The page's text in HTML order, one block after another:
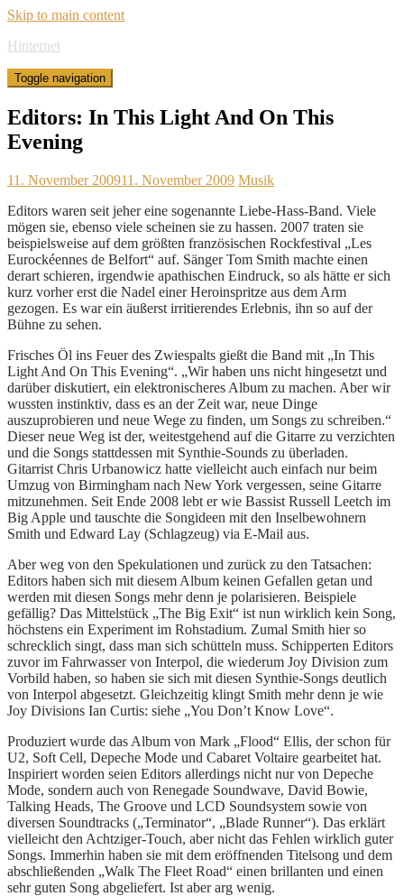
Skip to main content
Hinternet
Toggle navigation
Editors: In This Light And On This
Evening
11. November 200911. November 2009 Musik
Editors waren seit jeher eine sogenannte Liebe-Hass-Band. Viele
mögen sie, ebenso viele scheinen sie zu hassen. 2007 traten sie
beispielsweise auf dem größten französischen Rockfestival „Les
Eurockéennes de Belfort“ auf. Sänger Tom Smith machte einen
derart schieren, irgendwie apathischen Eindruck, so als hätte er sich
kurz vorher erst die Nadel einer Heroinspritze aus dem Arm
gezogen. Es war ein äußerst irritierendes Erlebnis, ihn so auf der
Bühne zu sehen.
Frisches Öl ins Feuer des Zwiespalts gießt die Band mit „In This
Light And On This Evening“. „Wir haben uns nicht hingesetzt und
darüber diskutiert, ein elektronischeres Album zu machen. Aber wir
wussten instinktiv, dass es an der Zeit war, neue Dinge
auszuprobieren und neue Wege zu finden, um Songs zu schreiben.“
Dieser neue Weg ist der, weitestgehend auf die Gitarre zu verzichten
und die Songs stattdessen mit Synthie-Sounds zu überladen.
Gitarrist Chris Urbanowicz hatte vielleicht auch einfach nur beim
Umzug von Birmingham nach New York vergessen, seine Gitarre
mitzunehmen. Seit Ende 2008 lebt er wie Bassist Russell Leetch im
Big Apple und tauschte die Songideen mit den Inselbewohnern
Smith und Edward Lay (Schlagzeug) via E-Mail aus.
Aber weg von den Spekulationen und zurück zu den Tatsachen:
Editors haben sich mit diesem Album keinen Gefallen getan und
werden mit diesen Songs mehr denn je polarisieren. Beispiele
gefällig? Das Mittelstück „The Big Exit“ ist nun wirklich kein Song,
höchstens ein Experiment im Rohstadium. Zumal Smith hier so
schrecklich singt, dass man sich schütteln muss. Schipperten Editors
zuvor im Fahrwasser von Interpol, die wiederum Joy Division zum
Vorbild haben, so haben sie sich mit diesen Synthie-Songs deutlich
von Interpol abgesetzt. Gleichzeitig klingt Smith mehr denn je wie
Joy Divisions Ian Curtis: siehe „You Don’t Know Love“.
Produziert wurde das Album von Mark „Flood“ Ellis, der schon für
U2, Soft Cell, Depeche Mode und Cabaret Voltaire gearbeitet hat.
Inspiriert worden seien Editors allerdings nicht nur von Depeche
Mode, sondern auch von Renegade Soundwave, David Bowie,
Talking Heads, The Groove und LCD Soundsystem sowie von
diversen Soundtracks („Terminator“, „Blade Runner“). Das erklärt
vielleicht den Achtziger-Touch, aber nicht das Fehlen wirklich guter
Songs. Immerhin haben sie mit dem eröffnenden Titelsong und dem
abschließenden „Walk The Fleet Road“ einen brillanten und einen
sehr guten Song abgeliefert. Ist aber arg wenig.